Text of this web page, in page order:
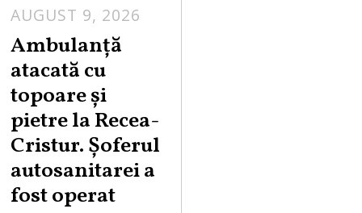
AUGUST 9, 2026
Ambulanță
atacată cu
topoare și
pietre la Recea-
Cristur. Șoferul
autosanitarei a
fost operat